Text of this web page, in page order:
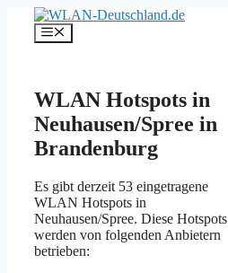
Inhalt
springen
Menü
WLAN Hotspots in
Neuhausen/Spree in
Brandenburg
Es gibt derzeit 53 eingetragene
WLAN Hotspots in
Neuhausen/Spree. Diese Hotspots
werden von folgenden Anbietern
betrieben: